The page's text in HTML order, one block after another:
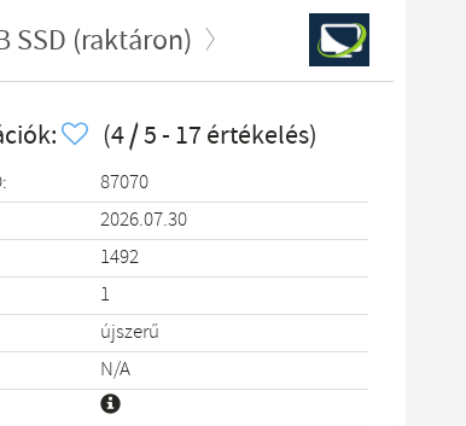
SSD (raktáron)
(4 / 5 - 17 értékelés)
87070
2026.07.30
1492
1
újszerű
N/A